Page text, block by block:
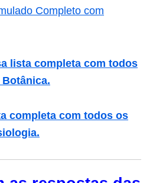
Completo com
lista completa com todos
completa com todos os